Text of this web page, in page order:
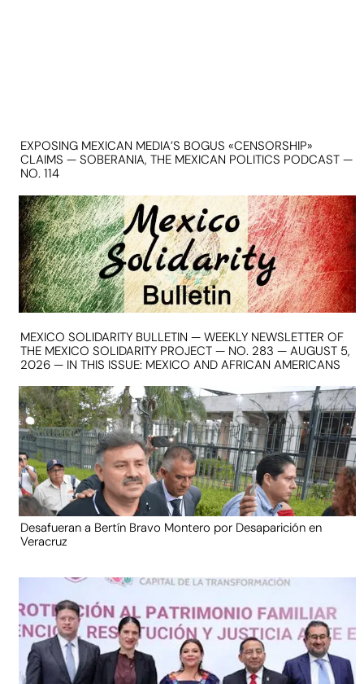
EXPOSING MEXICAN MEDIA’S BOGUS «CENSORSHIP»
CLAIMS — SOBERANIA, THE MEXICAN POLITICS PODCAST —
NO. 114
MEXICO SOLIDARITY BULLETIN — WEEKLY NEWSLETTER OF
THE MEXICO SOLIDARITY PROJECT — NO. 283 — AUGUST 5,
2026 — IN THIS ISSUE: MEXICO AND AFRICAN AMERICANS
Desafueran a Bertín Bravo Montero por Desaparición en
Veracruz